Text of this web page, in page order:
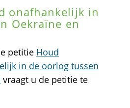
onafhankelijk in
Oekraïne en
petitie Houd
in de oorlog tussen
vraagt u de petitie te